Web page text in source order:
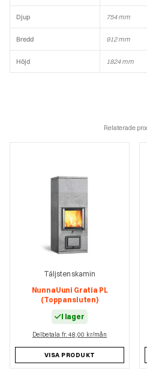
Djup 754 mm
Bredd 912 mm
Höjd 1824 mm
Relaterade
Täljstenskamin
NunnaUuni Gratia PL
(Toppansluten)
I lager
Delbetala fr. 48,00 kr/mån
VISA PRODUKT